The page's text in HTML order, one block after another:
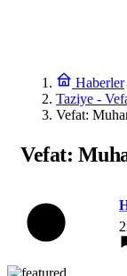
Haberler
Taziye -
Vefat:
Vefat: